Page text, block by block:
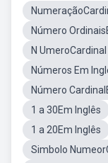
Número
N
Números Em
Número
1 a 30Em Inglês
1 a 20Em Inglês
Simbolo